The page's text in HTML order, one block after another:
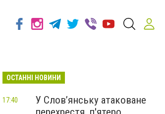
ОСТАННІ НОВИНИ
У Слов’янську атаковане
17:40